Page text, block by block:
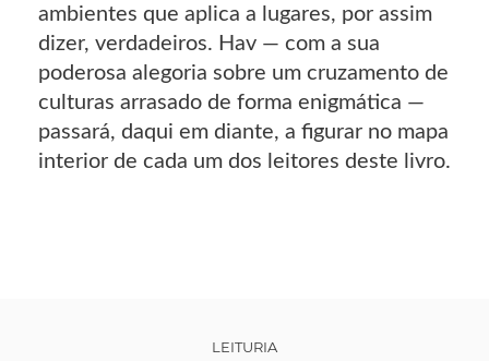
ambientes que aplica a lugares, por assim
dizer, verdadeiros. Hav — com a sua
poderosa alegoria sobre um cruzamento de
culturas arrasado de forma enigmática —
passará, daqui em diante, a figurar no mapa
interior de cada um dos leitores deste livro.
LEITURIA